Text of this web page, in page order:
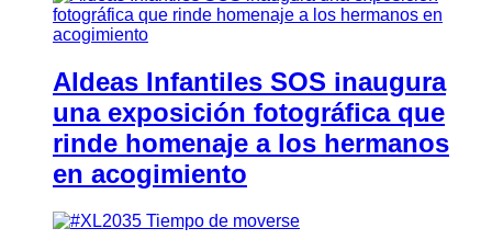
Aldeas Infantiles SOS inaugura
una exposición fotográfica que
rinde homenaje a los hermanos
en acogimiento